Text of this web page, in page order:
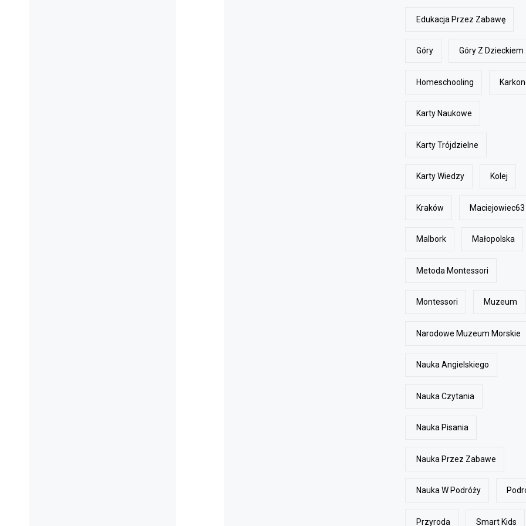
Edukacja Przez Zabawę
Góry Góry Z Dzieckiem
Homeschooling
Karty Naukowe
Karty Trójdzielne
Karty Wiedzy Kolej
Kraków Maciejowiec63
Malbork Małopolska
Metoda Montessori
Montessori Muzeum
Narodowe Muzeum Morskie
Nauka Angielskiego
Nauka Czytania
Nauka Pisania
Nauka Przez Zabawe
Nauka W Podróży
Przyroda Smart Kids